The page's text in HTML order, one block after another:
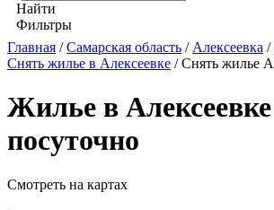
Найти
Фильтры
Главная /Самарская область / Алексеевка /
Снять жилье в Алексеевке / Снять жилье
Жилье в Алексеевке
посуточно
Смотреть на картах